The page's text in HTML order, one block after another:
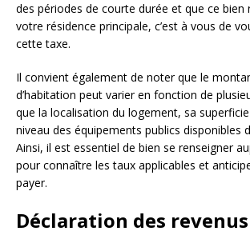
des périodes de courte durée et que ce bien
votre résidence principale, c’est à vous de
cette taxe.
Il convient également de noter que le
d’habitation peut varier en fonction de
que la localisation du logement, sa
niveau des équipements publics disponibles
Ainsi, il est essentiel de bien se renseigner
pour connaître les taux applicables et
payer.
Déclaration des